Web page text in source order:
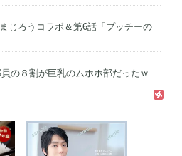
じろうコラボ＆第6話「プッチーの
の８割が巨乳のムホホ部だったｗ